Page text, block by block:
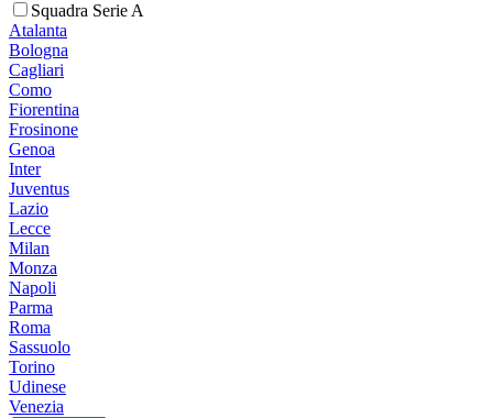
Squadra Serie A
Atalanta
Bologna
Cagliari
Como
Fiorentina
Frosinone
Genoa
Inter
Juventus
Lazio
Lecce
Milan
Monza
Napoli
Parma
Roma
Sassuolo
Torino
Udinese
Venezia